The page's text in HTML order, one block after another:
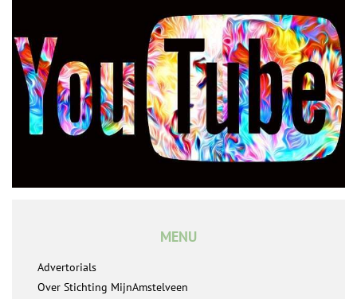
MENU
Advertorials
Over Stichting MijnAmstelveen